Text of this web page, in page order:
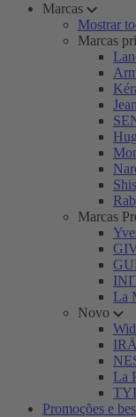
Marcas
Mostrar
Marcas
Marcas
La
Novo
La
Promoções e